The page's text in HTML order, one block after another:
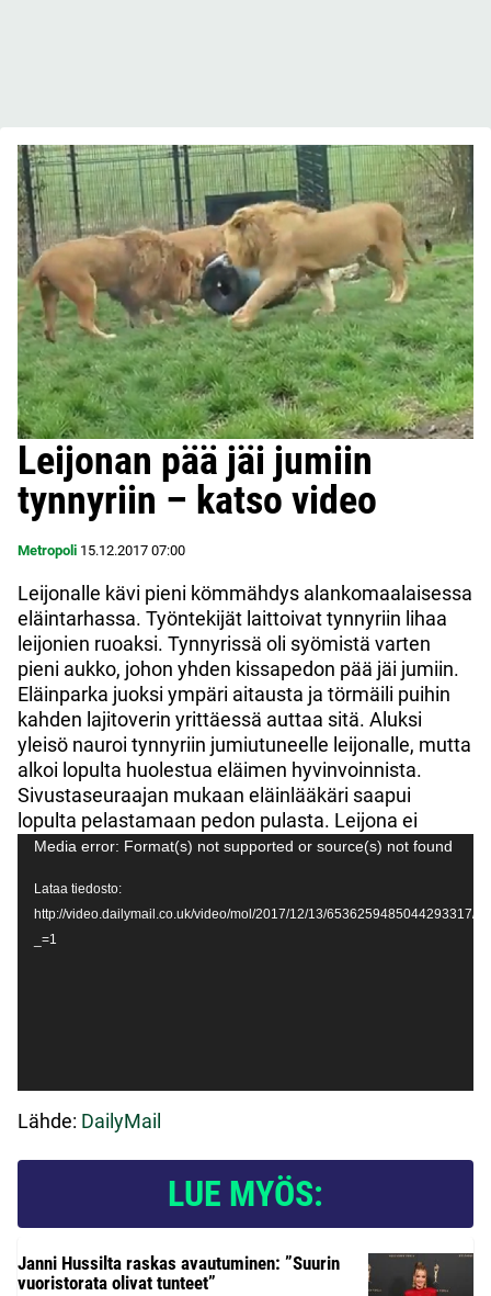
Leijonan pää jäi jumiin
tynnyriin – katso video
Metropoli 15.12.2017 07:00
Leijonalle kävi pieni kömmähdys alankomaalaisessa
eläintarhassa. Työntekijät laittoivat tynnyriin lihaa
leijonien ruoaksi. Tynnyrissä oli syömistä varten
pieni aukko, johon yhden kissapedon pää jäi jumiin.
Eläinparka juoksi ympäri aitausta ja törmäili puihin
kahden lajitoverin yrittäessä auttaa sitä. Aluksi
yleisö nauroi tynnyriin jumiutuneelle leijonalle, mutta
alkoi lopulta huolestua eläimen hyvinvoinnista.
Sivustaseuraajan mukaan eläinlääkäri saapui
lopulta pelastamaan pedon pulasta. Leijona ei
saanut vammoja.
Videotoistin
Media error: Format(s) not supported or source(s) not found
Lataa tiedosto:
http://video.dailymail.co.uk/video/mol/2017/12/13/6536259485044293317/
_=1
Lähde: DailyMail
LUE MYÖS:
Janni Hussilta raskas avautuminen: ”Suurin
vuoristorata olivat tunteet”